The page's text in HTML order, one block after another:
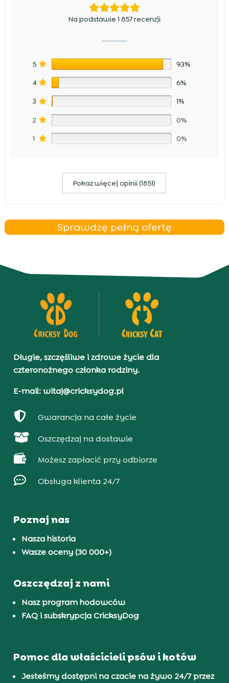
Na podstawie 1 857 recenzji
5 93%
4 6%
3 1%
2 0%
1 0%
Pokaz więcej opinii (1851)
Sprawdzę pełną ofertę
Długie, szczęśliwe i zdrowe życie dla
czteronożnego członka rodziny.
E-mail: witaj@cricksydog.pl
 Gwarancja na całe życie
 Oszczędzaj na dostawie
 Możesz zapłacić przy odbiorze
 Obsługa klienta 24/7
Poznaj nas
Nasza historia
Wasze oceny (30 000+)
Oszczędzaj z nami
Nasz program hodowców
FAQ i subskrypcja CricksyDog
Pomoc dla właścicieli psów i kotów
Jesteśmy dostępni na czacie na żywo 24/7 przez